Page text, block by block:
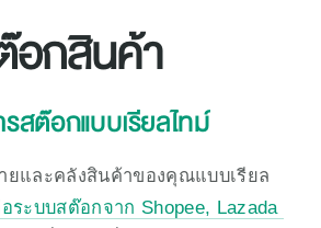
อกสินค้า
สต๊อกแบบเรียลไทม์
ยและคลังสินค้าของคุณแบบเรียล